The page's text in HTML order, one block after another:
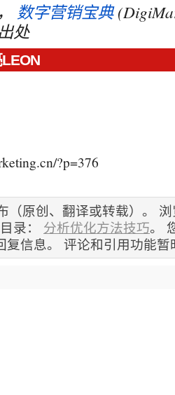
数字营销宝典
处
?p=376
（原创、翻译或转载）。
录： 分析优化方法技巧。
复信息。 评论和引用功能暂